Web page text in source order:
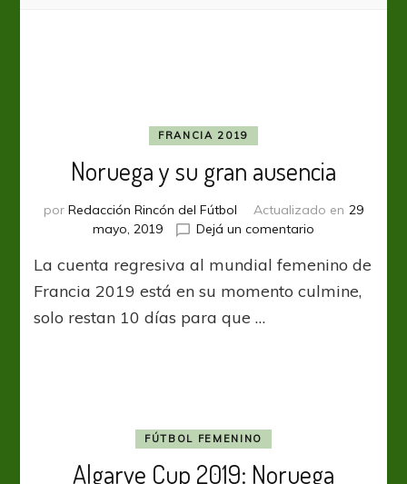
FRANCIA 2019
Noruega y su gran ausencia
por Redacción Rincón del Fútbol Actualizado en 29
mayo, 2019
Dejá un comentario
y
su
La cuenta regresiva al mundial femenino de
Francia 2019 está en su momento culmine,
solo restan 10 días para que …
FÚTBOL FEMENINO
Algarve Cup 2019: Noruega